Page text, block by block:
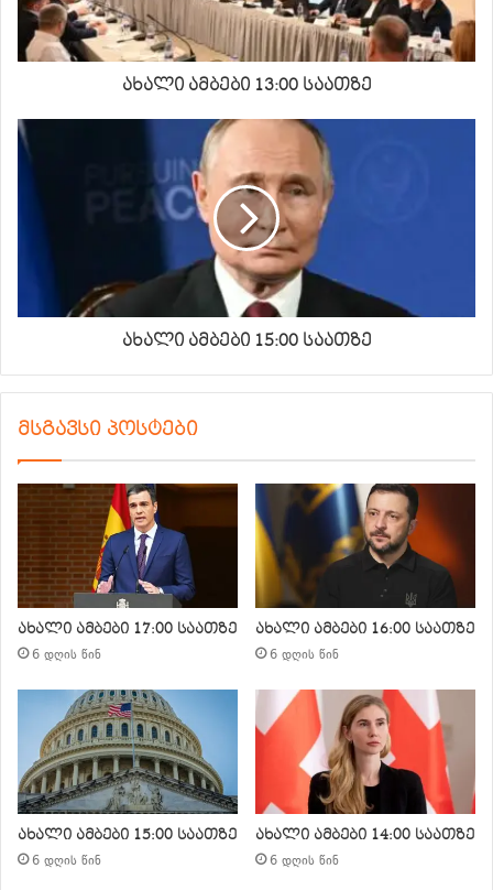
ახალი ამბები 13:00 საათზე
ახალი ამბები 15:00 საათზე
მსგავსი პოსტები
ახალი ამბები 17:00 საათზე
6 დღის წინ
ახალი ამბები 16:00 საათზე
6 დღის წინ
ახალი ამბები 15:00 საათზე
6 დღის წინ
ახალი ამბები 14:00 საათზე
6 დღის წინ